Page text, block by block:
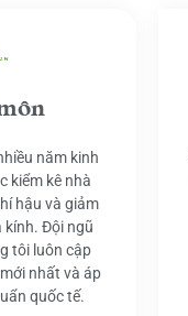
năm kinh
kiểm kê nhà
hậu và giảm
kính. Đội ngũ
tôi luôn cập
nhất và áp
quốc tế.